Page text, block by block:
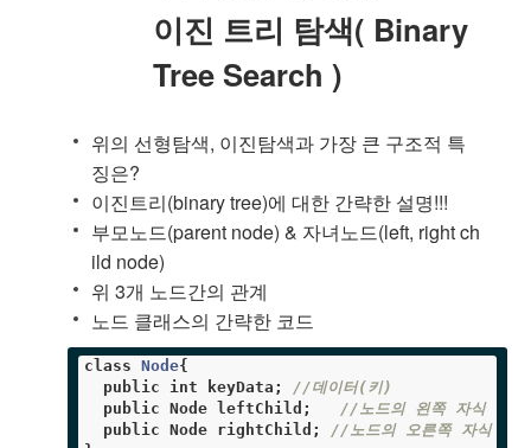
이진 트리 탐색( Binary
Tree Search )
위의 선형탐색, 이진탐색과 가장 큰 구조적 특
징은?
이진트리(binary tree)에 대한 간략한 설명!!!
부모노드(parent node) & 자녀노드(left, right ch
ild node)
위 3개 노드간의 관계
노드 클래스의 간략한 코드
class Node{
public
int keyData; //데이터(키)
public Node leftChild; //노드의 왼쪽 자식
public Node rightChild; //노드의 오른쪽 자식